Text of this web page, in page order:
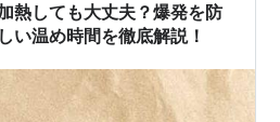
熱しても大丈夫？爆発を防
い温め時間を徹底解説！